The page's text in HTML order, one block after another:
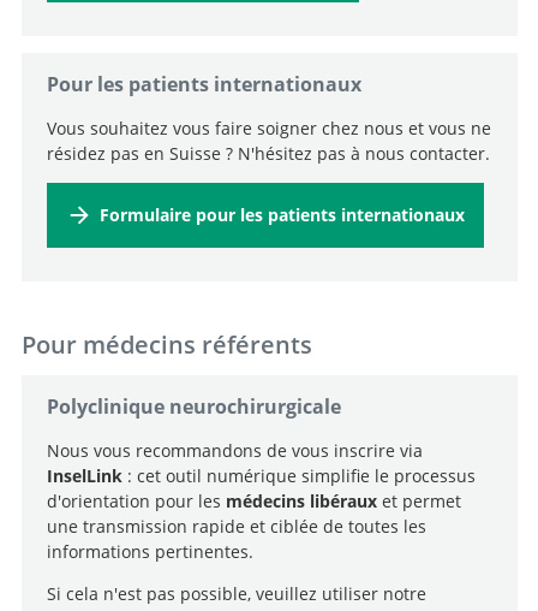
Pour les patients internationaux
Vous souhaitez vous faire soigner chez nous et vous ne
résidez pas en Suisse ? N'hésitez pas à nous contacter.
Formulaire pour les patients internationaux
Pour médecins référents
Polyclinique neurochirurgicale
Nous vous recommandons de vous inscrire via
InselLink: cet outil numérique simplifie le processus
d'orientation pour les médecins libérauxet permet
une transmission rapide et ciblée de toutes les
informations pertinentes.
Si cela n'est pas possible, veuillez utiliser notre